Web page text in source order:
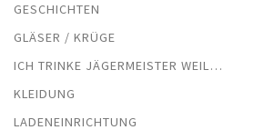
GESCHICHTEN
GLÄSER / KRÜGE
ICH TRINKE JÄGERMEISTER WEIL…
KLEIDUNG
LADENEINRICHTUNG